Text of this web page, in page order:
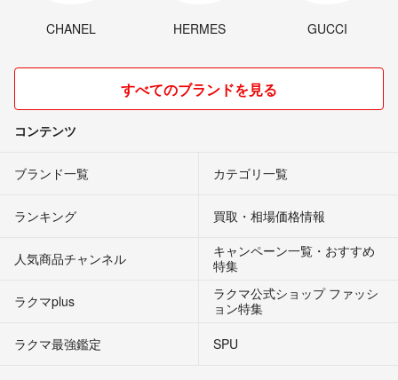
CHANEL HERMES GUCCI
すべてのブランドを見る
コンテンツ
ブランド一覧 カテゴリ一覧
ランキング 買取・相場価格情報
人気商品チャンネル
キャンペーン一覧・おすすめ
特集
ラクマplus
ラクマ公式ショップ ファッシ
ョン特集
ラクマ最強鑑定
SPU